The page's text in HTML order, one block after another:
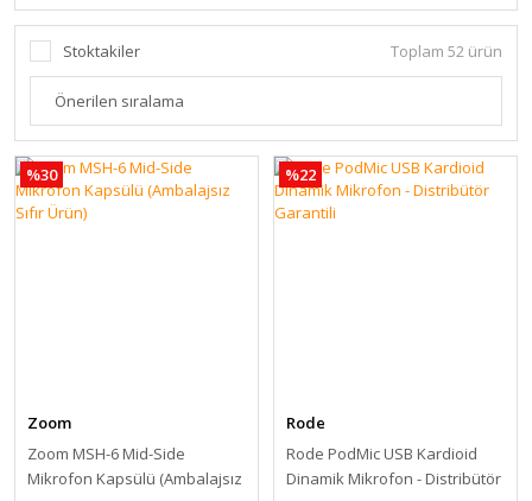
Stoktakiler Toplam 52 ürün
%30
Zoom
Zoom MSH-6 Mid-Side
Mikrofon Kapsülü (Ambalajsız
%22
Rode
Rode PodMic USB Kardioid
Dinamik Mikrofon - Distribütör